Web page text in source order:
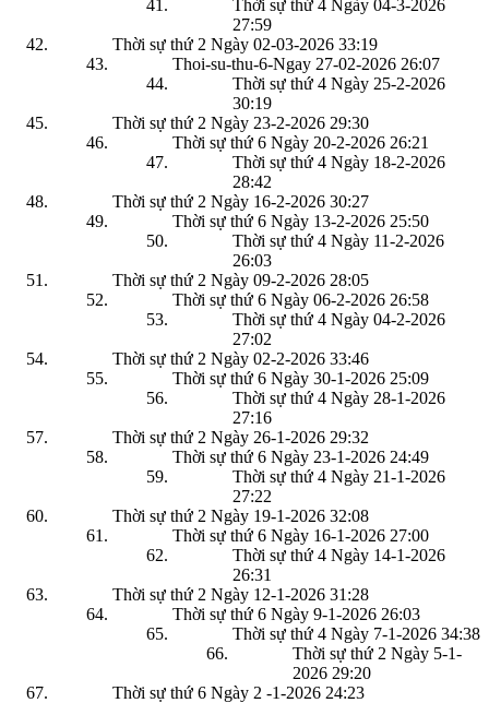
Thời sự thứ 4 Ngày 04-3-2026
27:59
Thời sự thứ 2 Ngày 02-03-2026 33:19
Thoi-su-thu-6-Ngay 27-02-2026 26:07
Thời sự thứ 4 Ngày 25-2-2026
30:19
Thời sự thứ 2 Ngày 23-2-2026 29:30
Thời sự thứ 6 Ngày 20-2-2026 26:21
Thời sự thứ 4 Ngày 18-2-2026
28:42
Thời sự thứ 2 Ngày 16-2-2026 30:27
Thời sự thứ 6 Ngày 13-2-2026 25:50
Thời sự thứ 4 Ngày 11-2-2026
26:03
Thời sự thứ 2 Ngày 09-2-2026 28:05
Thời sự thứ 6 Ngày 06-2-2026 26:58
Thời sự thứ 4 Ngày 04-2-2026
27:02
Thời sự thứ 2 Ngày 02-2-2026 33:46
Thời sự thứ 6 Ngày 30-1-2026 25:09
Thời sự thứ 4 Ngày 28-1-2026
27:16
Thời sự thứ 2 Ngày 26-1-2026 29:32
Thời sự thứ 6 Ngày 23-1-2026 24:49
Thời sự thứ 4 Ngày 21-1-2026
27:22
Thời sự thứ 2 Ngày 19-1-2026 32:08
Thời sự thứ 6 Ngày 16-1-2026 27:00
Thời sự thứ 4 Ngày 14-1-2026
26:31
Thời sự thứ 2 Ngày 12-1-2026 31:28
Thời sự thứ 6 Ngày 9-1-2026 26:03
Thời sự thứ 4 Ngày 7-1-2026 34:38
Thời sự thứ 2 Ngày 5-1-
2026 29:20
Thời sự thứ 6 Ngày 2 -1-2026 24:23